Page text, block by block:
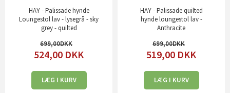
HAY - Palissade hynde
Loungestol lav - lysegrå - sky
grey - quilted
699,00
524,00 DKK
LÆG I KURV
HAY - Palissade quilted
hynde loungestol lav -
Anthracite
699,00
519,00 DKK
LÆG I KURV